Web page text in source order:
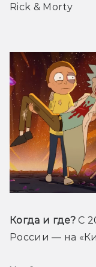
Rick & Morty
Когда и где? С
России — на